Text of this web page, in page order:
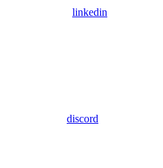
linkedin
discord